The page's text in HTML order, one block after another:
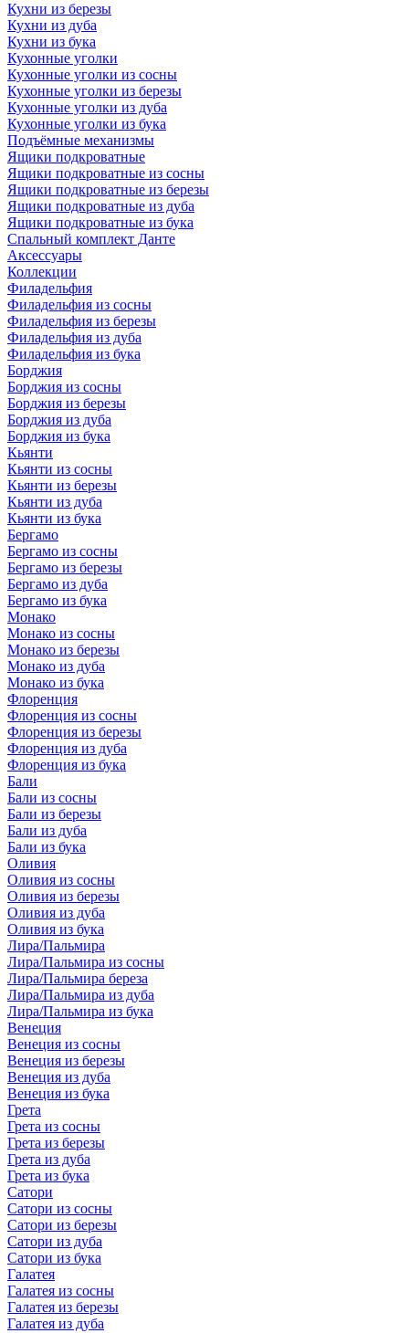
Кухни из березы
Кухни из дуба
Кухни из бука
Кухонные уголки
Кухонные уголки из сосны
Кухонные уголки из березы
Кухонные уголки из дуба
Кухонные уголки из бука
Подъёмные механизмы
Ящики подкроватные
Ящики подкроватные из сосны
Ящики подкроватные из березы
Ящики подкроватные из дуба
Ящики подкроватные из бука
Спальный комплект Данте
Аксессуары
Коллекции
Филадельфия
Филадельфия из сосны
Филадельфия из березы
Филадельфия из дуба
Филадельфия из бука
Борджия
Борджия из сосны
Борджия из березы
Борджия из дуба
Борджия из бука
Кьянти
Кьянти из сосны
Кьянти из березы
Кьянти из дуба
Кьянти из бука
Бергамо
Бергамо из сосны
Бергамо из березы
Бергамо из дуба
Бергамо из бука
Монако
Монако из сосны
Монако из березы
Монако из дуба
Монако из бука
Флоренция
Флоренция из сосны
Флоренция из березы
Флоренция из дуба
Флоренция из бука
Бали
Бали из сосны
Бали из березы
Бали из дуба
Бали из бука
Оливия
Оливия из сосны
Оливия из березы
Оливия из дуба
Оливия из бука
Лира/Пальмира
Лира/Пальмира из сосны
Лира/Пальмира береза
Лира/Пальмира из дуба
Лира/Пальмира из бука
Венеция
Венеция из сосны
Венеция из березы
Венеция из дуба
Венеция из бука
Грета
Грета из сосны
Грета из березы
Грета из дуба
Грета из бука
Сатори
Сатори из сосны
Сатори из березы
Сатори из дуба
Сатори из бука
Галатея
Галатея из сосны
Галатея из березы
Галатея из дуба